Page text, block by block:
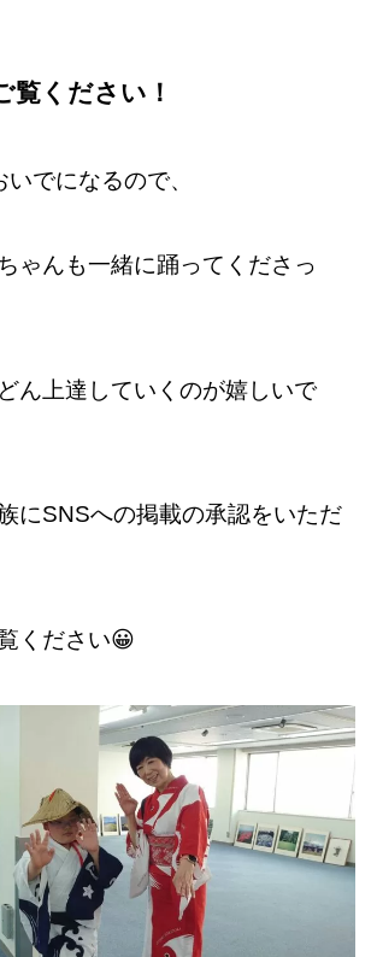
覧ください！
でになるので、
ゃんも一緒に踊ってくださっ
ん上達していくのが嬉しいで
にSNSへの掲載の承認をいただ
ください😀